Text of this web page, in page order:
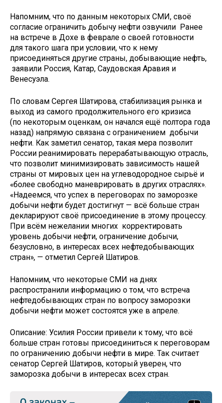
Напомним, что по данным некоторых СМИ, своё
согласие ограничить добычу нефти озвучили Ранее
на встрече в Дохе в феврале о своей готовности
для такого шага при условии, что к нему
присоединяться другие страны, добывающие нефть,
заявили Россия, Катар, Саудовская Аравия и
Венесуэла.
По словам Сергея Шатирова, стабилизация рынка и
выход из самого продолжительного его кризиса
(по некоторым оценкам, он начался ещё полтора года
назад) напрямую связана с ограничением добычи
нефти. Как заметил сенатор, такая мера позволит
России реанимировать перерабатывающую отрасль,
что позволит минимизировать зависимость нашей
страны от мировых цен на углеводородное сырьё и
«более свободно маневрировать в других отраслях».
«Надеемся, что успех в переговорах по заморозке
добычи нефти будет достигнут — всё больше стран
декларируют своё присоединение в этому процессу.
При всём нежелании многих корректировать
уровень добычи нефти, ограничение добычи,
безусловно, в интересах всех нефтедобывающих
стран», — отметил Сергей Шатиров.
Напомним, что некоторые СМИ на днях
распространили информацию о том, что встреча
нефтедобывающих стран по вопросу заморозки
добычи нефти может состоятся уже в апреле.
Описание: Усилия России привели к тому, что всё
больше стран готовы присоединиться к переговорам
по ограничению добычи нефти в мире. Так считает
сенатор Сергей Шатиров, который уверен, что
заморозка добычи в интересах всех стран.